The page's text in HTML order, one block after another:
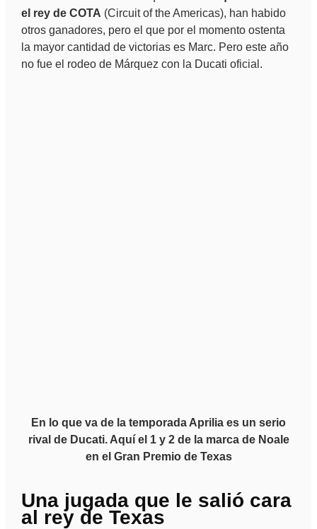
el rey de COTA (Circuit of the Americas), han habido
otros ganadores, pero el que por el momento ostenta
la mayor cantidad de victorias es Marc. Pero este año
no fue el rodeo de Márquez con la Ducati oficial.
En lo que va de la temporada Aprilia es un serio
rival de Ducati. Aquí el 1 y 2 de la marca de Noale
en el Gran Premio de Texas
Una jugada que le salió cara
al rey de Texas